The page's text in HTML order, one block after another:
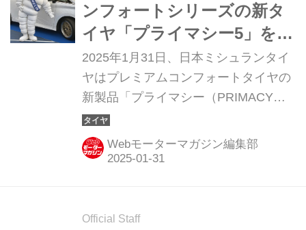
ンフォートシリーズの新タ
イヤ「プライマシー5」を発
売。ウエットに強く、環境
にも配慮
2025年1月31日、日本ミシュランタイ
ヤはプレミアムコンフォートタイヤの
新製品「プライマシー（PRIMACY）
5」を発表。同年3月1日より順次発売
する。
Webモーターマガジン編集部
Official Staff